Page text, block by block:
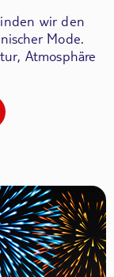
wir den
Mode.
Atmosphäre